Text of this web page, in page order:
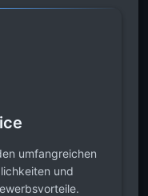
umfangreichen
und